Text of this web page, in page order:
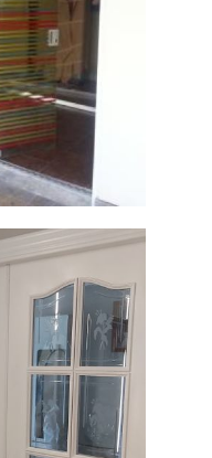
Ampliar